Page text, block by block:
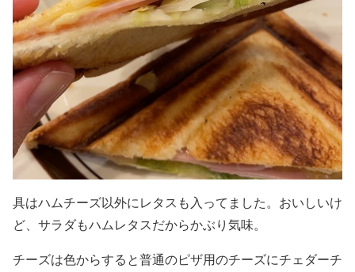
具はハムチーズ以外にレタスも入ってました。おいしいけ
ど、サラダもハムレタスだからかぶり気味。
チーズは色からすると普通のピザ用のチーズにチェダーチ